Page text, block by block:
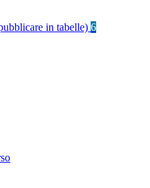
in tabelle) 6